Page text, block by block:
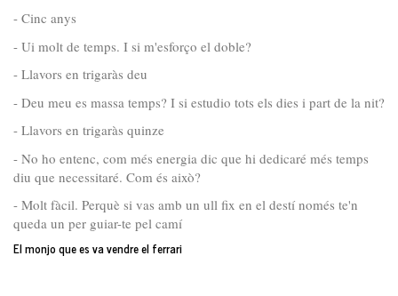
- Cinc anys
- Ui molt de temps. I si m'esforço el doble?
- Llavors en trigaràs deu
- Deu meu es massa temps? I si estudio tots els dies i part de la nit?
- Llavors en trigaràs quinze
- No ho entenc, com més energia dic que hi dedicaré més temps
diu que necessitaré. Com és això?
- Molt fàcil. Perquè si vas amb un ull fix en el destí només te'n
queda un per guiar-te pel camí
El monjo que es va vendre el ferrari